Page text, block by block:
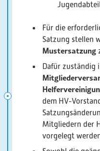
Für die
Satzung stellen
Mustersatzung
Dafür zuständig
dem HV-
Mitgliedern der
vorgelegt